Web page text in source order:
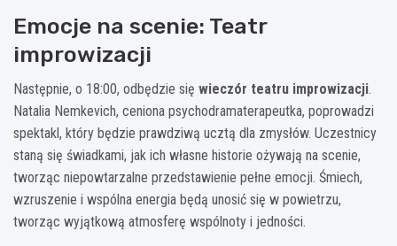
Emocje na scenie: Teatr
improwizacji
Następnie, o 18:00, odbędzie się wieczór teatru improwizacji.
Natalia Nemkevich, ceniona psychodramaterapeutka, poprowadzi
spektakl, który będzie prawdziwą ucztą dla zmysłów. Uczestnicy
staną się świadkami, jak ich własne historie ożywają na scenie,
tworząc niepowtarzalne przedstawienie pełne emocji. Śmiech,
wzruszenie i wspólna energia będą unosić się w powietrzu,
tworząc wyjątkową atmosferę wspólnoty i jedności.